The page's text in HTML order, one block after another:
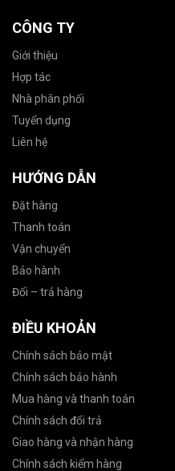
CÔNG TY
Giới thiệu
Hợp tác
Nhà phân phối
Tuyển dụng
Liên hệ
HƯỚNG DẪN
Đặt hàng
Thanh toán
Vận chuyển
Bảo hành
Đổi – trả hàng
ĐIỀU KHOẢN
Chính sách bảo mật
Chính sách bảo hành
Mua hàng và thanh toán
Chính sách đổi trả
Giao hàng và nhận hàng
Chính sách kiểm hàng